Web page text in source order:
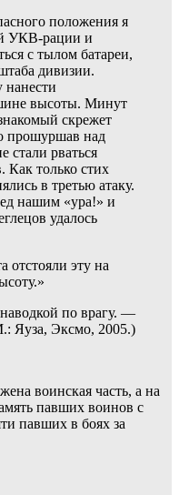
положения я
УКВ-рации и
с тылом батареи,
дивизии.
нанести
высоты. Минут
скрежет
прошуршав над
стали рваться
Как только стих
в третью атаку.
нашим «ура!» и
удалось
отстояли эту на
по врагу. —
Яуза, Эксмо, 2005.)
воинская часть, а на
павших воинов с
павших в боях за